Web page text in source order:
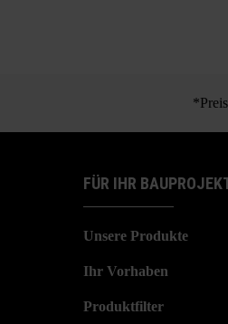
FÜR IHR
Unsere Produkte
Ihr Vorhaben
Produktfilter